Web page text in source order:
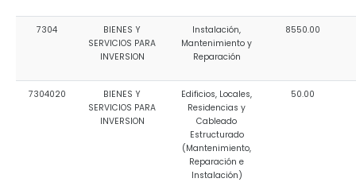
7304
BIENES Y
SERVICIOS PARA
INVERSION
Instalación,
Mantenimiento y
Reparación
8550.00
7304020
BIENES Y
SERVICIOS PARA
INVERSION
Edificios, Locales,
Residencias y
Cableado
Estructurado
(Mantenimiento,
Reparación e
Instalación)
50.00